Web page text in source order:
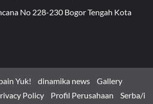
No 228-230 Bogor Tengah Kota
Yuk! dinamika news
Gallery
Policy Profil Perusahaan
Serba/i